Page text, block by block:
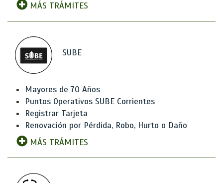
MÁS TRÁMITES
SUBE
Mayores de 70 Años
Puntos Operativos SUBE Corrientes
Registrar Tarjeta
Renovación por Pérdida, Robo, Hurto o Daño
MÁS TRÁMITES